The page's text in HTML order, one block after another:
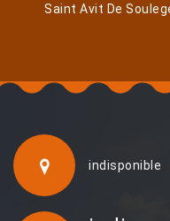
Saint Avit De
indisponible